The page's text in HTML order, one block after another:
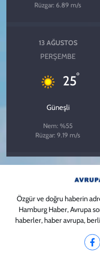
Rüzgar: 6.89 m/s
13 AĞUSTOS
PERŞEMBE
25°
Güneşli
Nem: %55
Rüzgar: 9.19 m/s
Özgür ve doğru haberin
Hamburg Haber, Avrupa
haberler, haber avrupa,